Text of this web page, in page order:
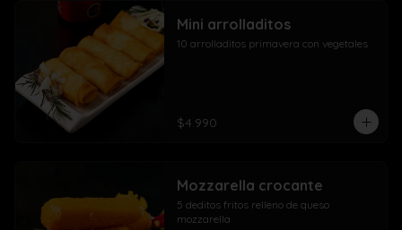
Mini arrolladitos
10 arrolladitos primavera con vegetales
$4.990
Mozzarella crocante
5 deditos fritos relleno de queso
mozzarella